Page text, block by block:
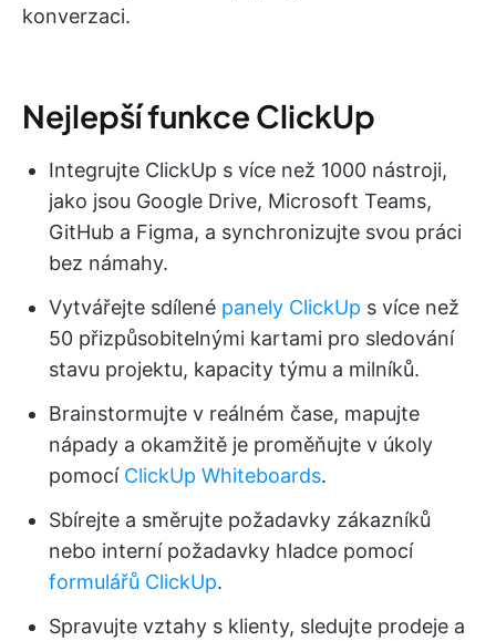
konverzaci.
Nejlepší funkce ClickUp
Integrujte ClickUp s více než 1000 nástroji,
jako jsou Google Drive, Microsoft Teams,
GitHub a Figma, a synchronizujte svou práci
bez námahy.
Vytvářejte sdílené panely ClickUp s více než
50 přizpůsobitelnými kartami pro sledování
stavu projektu, kapacity týmu a milníků.
Brainstormujte v reálném čase, mapujte
nápady a okamžitě je proměňujte v úkoly
pomocí ClickUp Whiteboards.
Sbírejte a směrujte požadavky zákazníků
nebo interní požadavky hladce pomocí
formulářů ClickUp.
Spravujte vztahy s klienty, sledujte prodeje a